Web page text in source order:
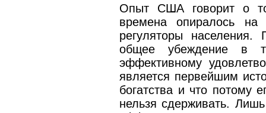
Опыт США говорит о
времена опиралось
регуляторы
общее убеждение в
эффективному
является первейшим
богатства и что потому
нельзя сдерживать.